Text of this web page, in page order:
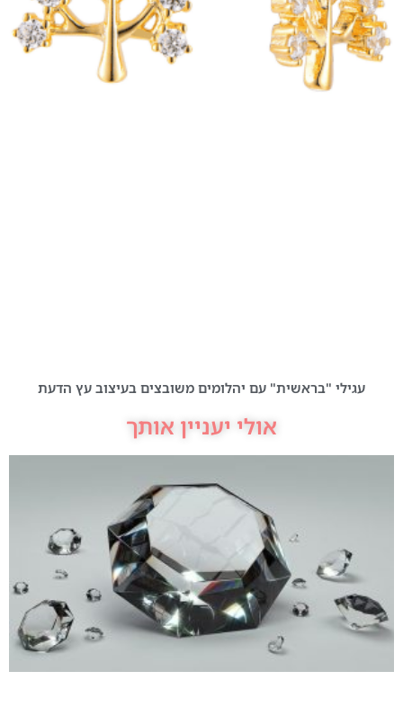
עגילי "בראשית" עם יהלומים משובצים בעיצוב עץ הדעת
אולי יעניין אותך